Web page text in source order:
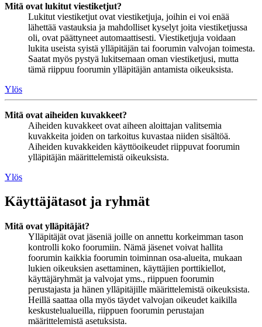
Mitä ovat lukitut viestiketjut?
Lukitut viestiketjut ovat viestiketjuja, joihin ei voi enää
lähettää vastauksia ja mahdolliset kyselyt joita viestiketjussa
oli, ovat päättyneet automaattisesti. Viestiketjuja voidaan
lukita useista syistä ylläpitäjän tai foorumin valvojan toimesta.
Saatat myös pystyä lukitsemaan oman viestiketjusi, mutta
tämä riippuu foorumin ylläpitäjän antamista oikeuksista.
Ylös
Mitä ovat aiheiden kuvakkeet?
Aiheiden kuvakkeet ovat aiheen aloittajan valitsemia
kuvakkeita joiden on tarkoitus kuvastaa niiden sisältöä.
Aiheiden kuvakkeiden käyttöoikeudet riippuvat foorumin
ylläpitäjän määrittelemistä oikeuksista.
Ylös
Käyttäjätasot ja ryhmät
Mitä ovat ylläpitäjät?
Ylläpitäjät ovat jäseniä joille on annettu korkeimman tason
kontrolli koko foorumiin. Nämä jäsenet voivat hallita
foorumin kaikkia foorumin toiminnan osa-alueita, mukaan
lukien oikeuksien asettaminen, käyttäjien porttikiellot,
käyttäjäryhmät ja valvojat yms., riippuen foorumin
perustajasta ja hänen ylläpitäjille määrittelemistä oikeuksista.
Heillä saattaa olla myös täydet valvojan oikeudet kaikilla
keskustelualueilla, riippuen foorumin perustajan
määrittelemistä asetuksista.